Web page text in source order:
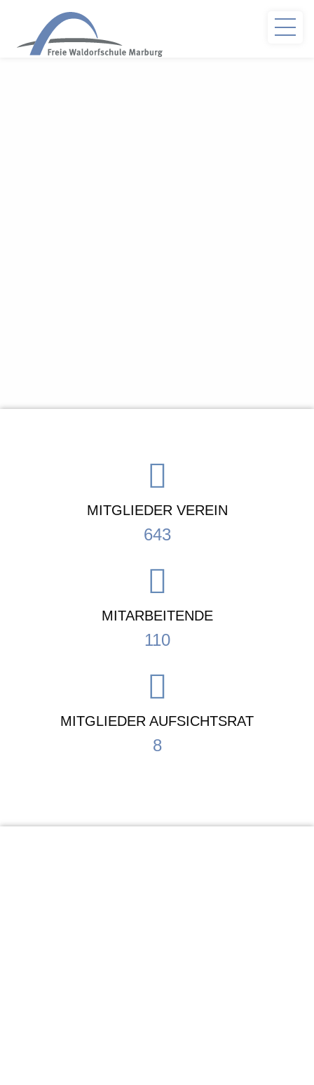
MITGLIEDER VEREIN
643
MITARBEITENDE
110
MITGLIEDER AUFSICHTSRAT
8